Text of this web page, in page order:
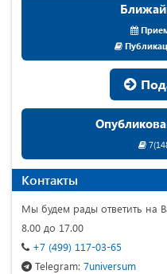
Контакты
Мы будем рады ответить на
8.00 до 17.00
+7 (499) 117-03-65
Telegram: 7universum